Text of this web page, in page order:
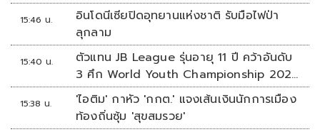
15:46 น.
อินโดนีเซียปิดอุทยานแห่งชาติ รับมือไฟป่า
ลุกลาม
15:40 น.
ตัวแทน JB League รุ่นอายุ 11 ปี คว้าอันดับ
3 ศึก World Youth Championship 2026
ที่สิงคโปร์
15:38 น.
'ไอติม' กาหัว 'กกต.' แจงเส้นเงินนักการเมือง
ท้องถิ่นซุ้ม 'สุขสมรวย'